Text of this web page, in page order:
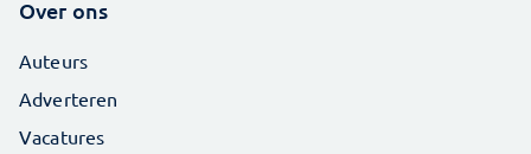
Over ons
Auteurs
Adverteren
Vacatures